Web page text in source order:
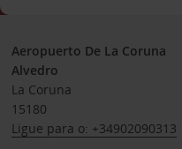
Aeropuerto De La Coruna
Alvedro
La Coruna
15180
Ligue para o: +34902090313